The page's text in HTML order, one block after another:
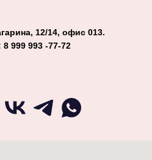
12/14, офис 013.
999 993 -77-72